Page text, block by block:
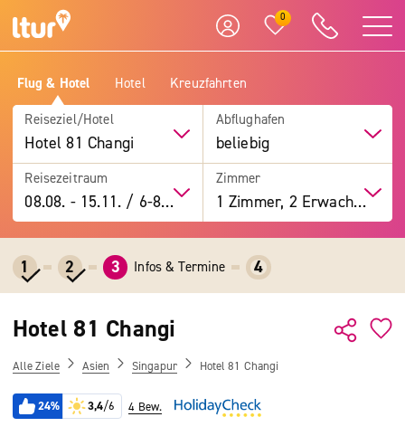
0
Flug & Hotel Hotel Kreuzfahrten
Reiseziel/Hotel
Hotel 81 Changi
Abflughafen
beliebig
Reisezeitraum
08.08. -15.11. / 6-8 Tage
Zimmer
1 Zimmer, 2 Erwachsene
1 2 3 Infos & Termine 4
Hotel 81 Changi
Alle Ziele Asien Singapur Hotel 81 Changi
24% 3,4/6 4 Bew.